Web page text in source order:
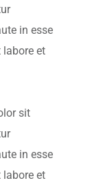
in esse
et
sit
in esse
et